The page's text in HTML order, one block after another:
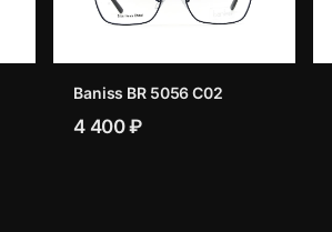
Baniss BR 5056 C02
4 400 ₽